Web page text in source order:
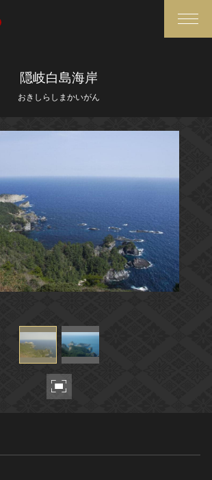
さらに詳細検索
産
媒体資料・関連記事等
博物館、美術館の皆さまへ
文化庁よりご挨拶
今月のみどころ
お知らせ一覧
このサイトについて
関連サイトリンク
サイトマップ
サイトのご意見はこちら
ベース
隠岐白島海岸
おきしらしまかいがん